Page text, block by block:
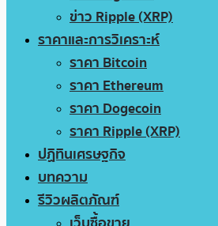
ข่าว Ripple (XRP)
ราคาและการวิเคราะห์
ราคา Bitcoin
ราคา Ethereum
ราคา Dogecoin
ราคา Ripple (XRP)
ปฏิทินเศรษฐกิจ
บทความ
รีวิวผลิตภัณฑ์